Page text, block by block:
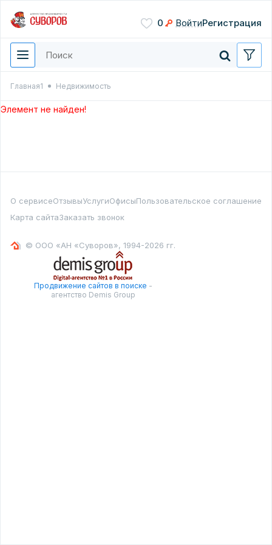
0 ВойтиРегистрация
Главная1 Недвижимость
Элемент не найден!
О сервисеОтзывыУслугиОфисыПользовательское соглашение
Карта сайтаЗаказать звонок
© ООО «АН «Суворов», 1994-2026 гг.
Продвижение сайтов в поиске -
агентство Demis Group
Введите цифры с картинки
Нажимая кнопку, вы даете
согласие на обработку
персональных данных